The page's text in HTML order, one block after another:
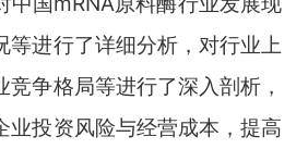
等进行了详细分析，对行业上
争格局等进行了深入剖析，
业投资风险与经营成本，提高